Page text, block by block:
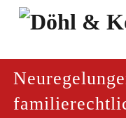
Zum